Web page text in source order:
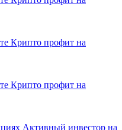
Крипто профит на
Крипто профит на
Активный инвестор на